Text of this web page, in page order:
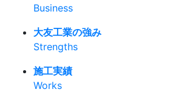
Business
大友工業の強み
Strengths
施工実績
Works